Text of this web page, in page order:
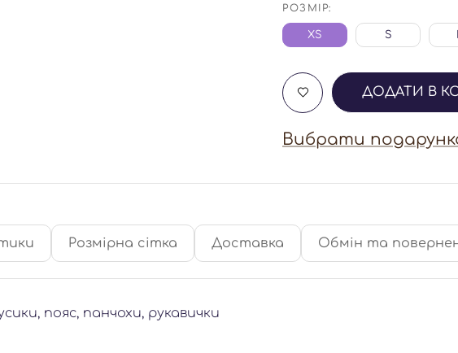
РОЗМІР:
XS S
ДОДАТИ В
Вибрати
Розмірна сітка Доставка Обмін та
пояс, панчохи, рукавички